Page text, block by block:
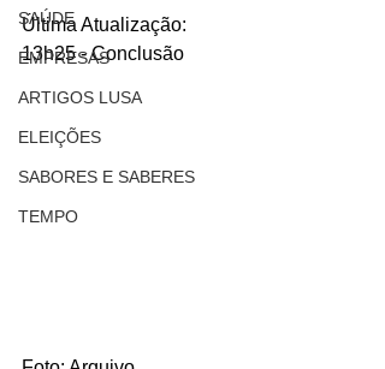
SAÚDE
EMPRESAS
ARTIGOS LUSA
ELEIÇÕES
SABORES E SABERES
TEMPO
Última Atualização:
13h25 - Conclusão